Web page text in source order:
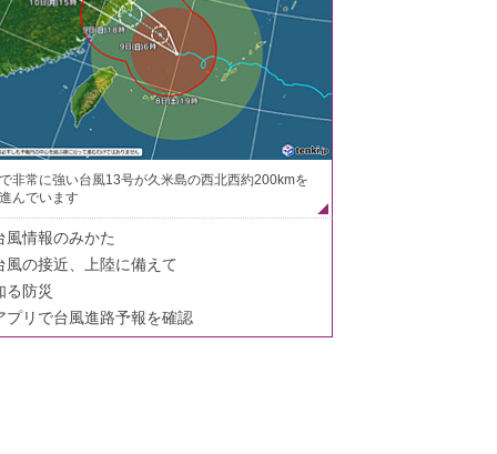
非常に強い台風13号が久米島の西北西約200kmを
んでいます
風情報のみかた
風の接近、上陸に備えて
る防災
プリで台風進路予報を確認